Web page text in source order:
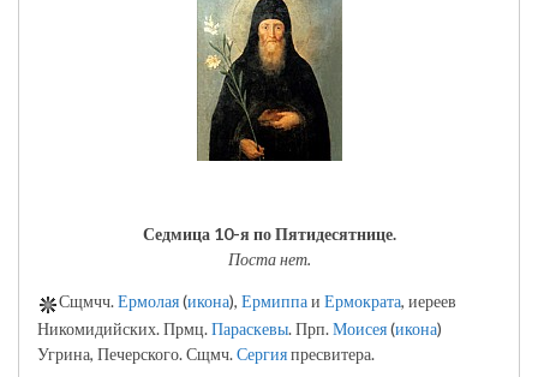
Седмица 10-я по Пятидесятнице.
Поста нет.
Сщмчч.Ермолая(икона), Ермиппаи Ермократа, иереев
Никомидийских. Прмц.Параскевы. Прп.Моисея(икона)
Угрина, Печерского. Сщмч.Сергияпресвитера.